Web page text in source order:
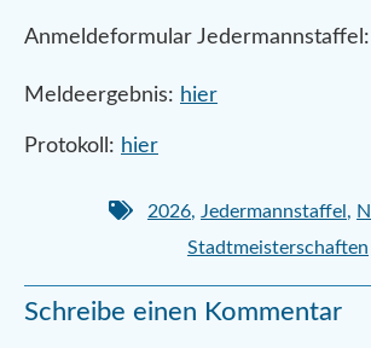
Anmeldeformular Jedermannstaffel:
Meldeergebnis: hier
Protokoll: hier
2026, Jedermannstaffel ,
Stadtmeisterschaften
Schreibe einen Kommentar